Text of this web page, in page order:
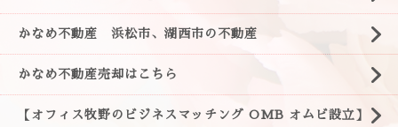
かなめ不動産 浜松市、湖西市の不動産
かなめ不動産売却はこちら
【オフィス牧野のビジネスマッチング OMB オムビ設立】